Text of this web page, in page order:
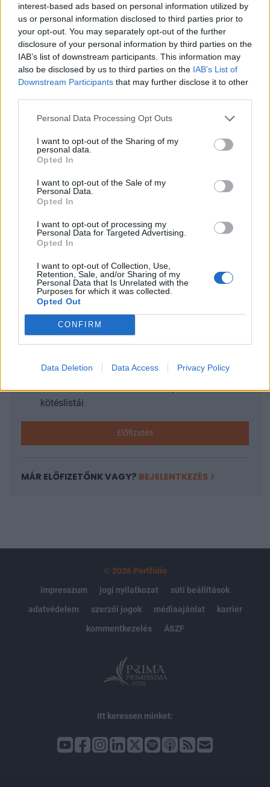
interest-based ads based on personal information utilized by
us or personal information disclosed to third parties prior to
your opt-out. You may separately opt-out of the further
disclosure of your personal information by third parties on the
IAB’s list of downstream participants. This information may
also be disclosed by us to third parties on the IAB’s List of
Downstream Participants that may further disclose it to other
Personal Data Processing Opt Outs
I want to opt-out of the Sharing of my
personal data.
Opted In
I want to opt-out of the Sale of my
Personal Data.
Opted In
I want to opt-out of processing my
Personal Data for Targeted Advertising.
Opted In
I want to opt-out of Collection, Use,
Retention, Sale, and/or Sharing of my
Personal Data that Is Unrelated with the
Purposes for which it was collected.
Opted Out
CONFIRM
Data Deletion Data Access Privacy Policy
támogatási igény - jelezte a Magyar Időknek Kis
Miklós Zsolt. A Miniszterelnökség agrár- és
vidékfejlesztésért felelős államtitkára úgy látja,
hogy az első szakaszban beérkezett pályázatokról
már nyáron megszülethetnek a támogatói
döntések, azaz az új állami pályázatértékelői
rendszer nem fogja lassítani a döntéshozatalt, év
végéig pedig az előlegeket is meg fogják majd
Agrárszektor Konferencia 2026Valamennyi „forró”
Konferenciája december 1-2-3-án Siófokon. Jelentkezzen
Ön is az év kihagyhatatlan agrárszakmai
este megjelent cikk főbb információi:A "Mezőgazdasági
termékek értéknövelése és erőforrás- hatékonyságának...
KEDVES OLVASÓNK!
A keresett cikk a portfolio.hu hírarchívumához
tartozik, melynek olvasása előfizetéses
regisztrációhoz kötött.
Portfolio.hu teljes cikkarchívum
Kötéslisták: BÉT elmúlt 2 év napon belüli
kötéslistái
Előfizetés
MÁR ELŐFIZETŐNK VAGY? BEJELENTKEZÉS
© 2026 Portfolio
impresszum
jogi nyilatkozat
süti beállítások
adatvédelem
szerzői jogok médiaajánlat
karrier
kommentkezelés
ÁSZF
Itt keressen minket: